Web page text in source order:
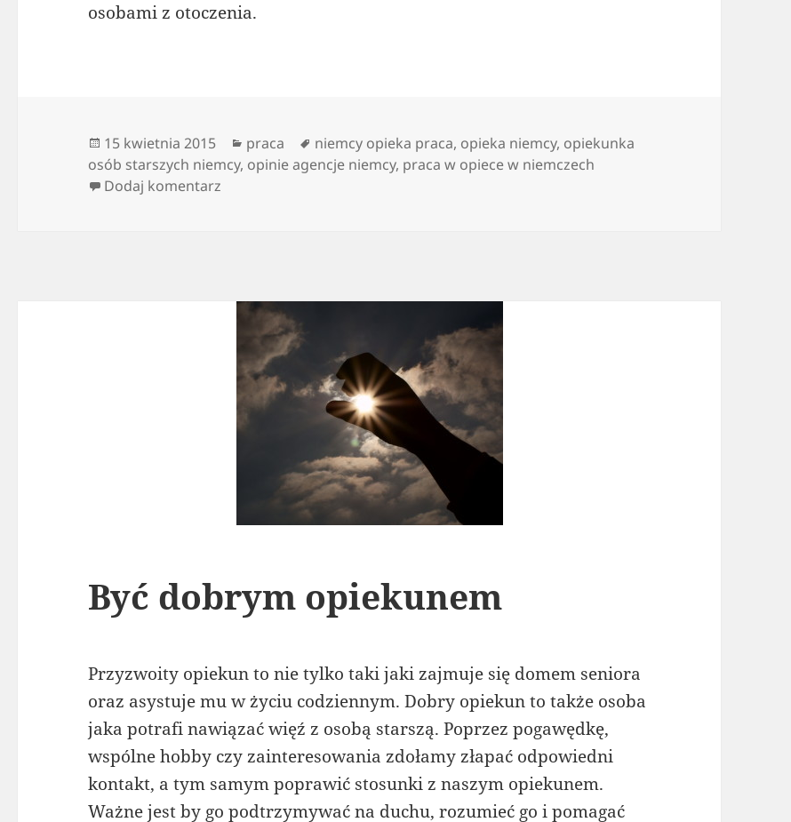
osobami z otoczenia.
Data
publikacji
15 kwietnia 2015 Kategorie
praca Tagi
niemcy opieka praca, opieka niemcy, opiekunka
osób starszych niemcy, opinie agencje niemcy, praca w opiece w niemczech
Dodaj komentarz
Być dobrym opiekunem
Przyzwoity opiekun to nie tylko taki jaki zajmuje się domem seniora
oraz asystuje mu w życiu codziennym. Dobry opiekun to także osoba
jaka potrafi nawiązać więź z osobą starszą. Poprzez pogawędkę,
wspólne hobby czy zainteresowania zdołamy złapać odpowiedni
kontakt, a tym samym poprawić stosunki z naszym opiekunem.
Ważne jest by go podtrzymywać na duchu, rozumieć go i pomagać